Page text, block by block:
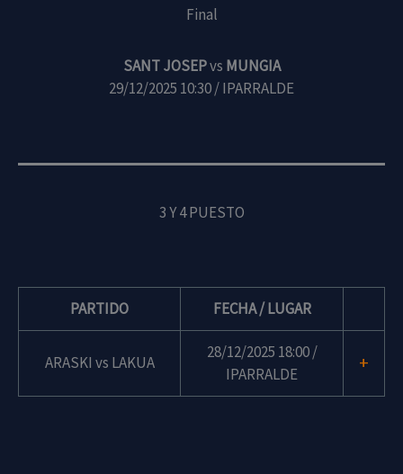
Final
SANT JOSEPvs MUNGIA
29/12/2025 10:30 / IPARRALDE
3 Y 4 PUESTO
PARTIDO FECHA / LUGAR
ARASKI vs LAKUA
28/12/2025 18:00 /
IPARRALDE
+